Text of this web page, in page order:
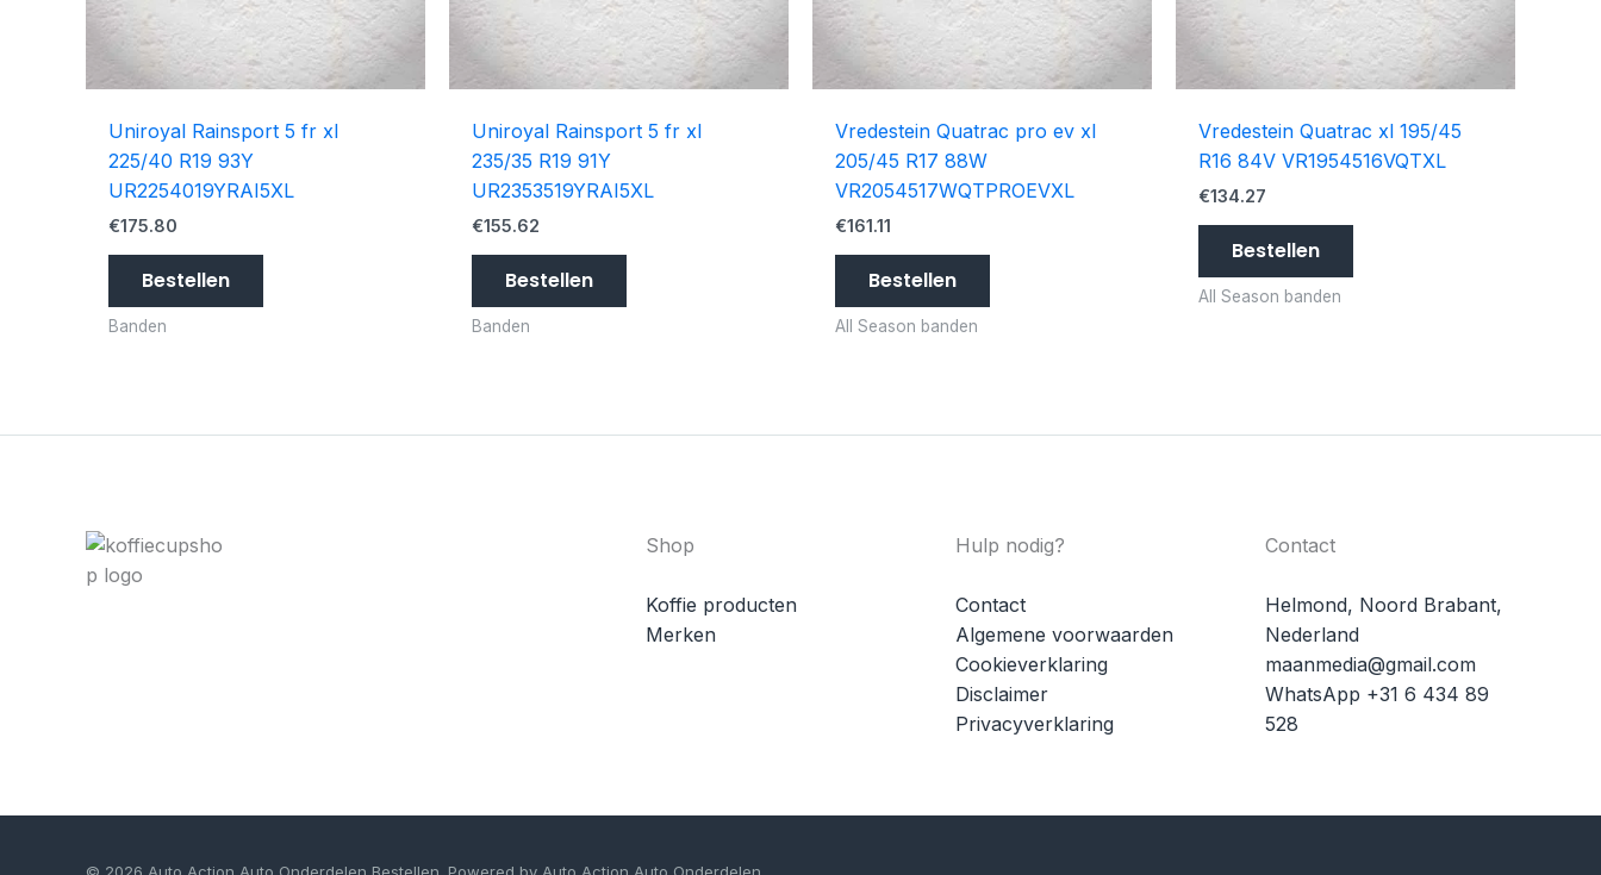
Uniroyal Rainsport 5 fr xl
225/40 R19 93Y
UR2254019YRAI5XL
€175.80
Bestellen
Banden
Uniroyal Rainsport 5 fr xl
235/35 R19 91Y
UR2353519YRAI5XL
€155.62
Bestellen
Banden
Vredestein Quatrac pro ev xl
205/45 R17 88W
VR2054517WQTPROEVXL
€161.11
Bestellen
All Season banden
Vredestein Quatrac xl 195/45
R16 84V VR1954516VQTXL
€134.27
Bestellen
All Season banden
Shop
Koffie producten
Merken
Hulp nodig?
Contact
Algemene voorwaarden
Cookieverklaring
Disclaimer
Privacyverklaring
Contact
Helmond, Noord Brabant,
Nederland
maanmedia@gmail.com
WhatsApp +31 6 434 89
528